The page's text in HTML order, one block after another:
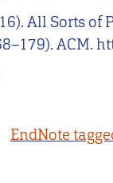
All Sorts
ACM.
EndNote